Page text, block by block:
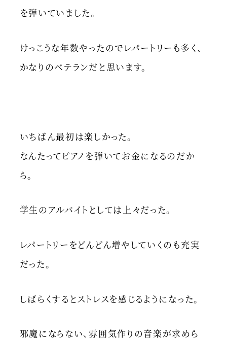
を弾いていました。
けっこうな年数やったのでレパートリーも多く、
かなりのベテランだと思います。
いちばん最初は楽しかった。
なんたってピアノを弾いてお金になるのだか
ら。
学生のアルバイトとしては上々だった。
レパートリーをどんどん増やしていくのも充実
だった。
しばらくするとストレスを感じるようになった。
邪魔にならない、雰囲気作りの音楽が求めら